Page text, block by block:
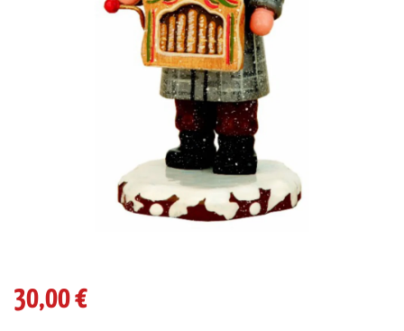
30,00 €